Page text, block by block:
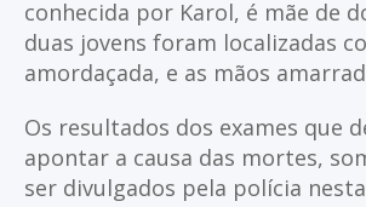
conhecida por Karol, é mãe de
duas jovens foram localizadas
amordaçada, e as mãos
Os resultados dos exames que
apontar a causa das mortes,
ser divulgados pela polícia